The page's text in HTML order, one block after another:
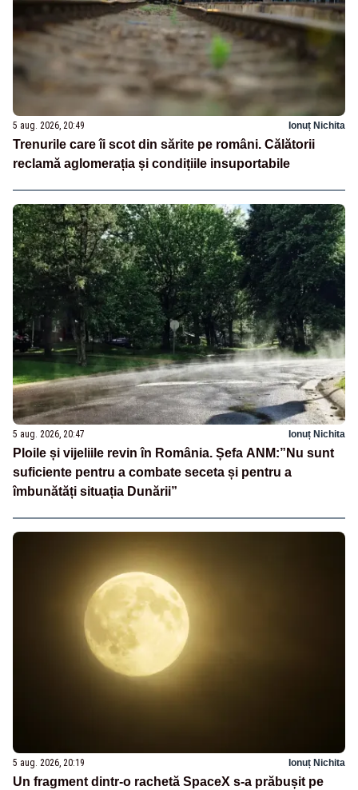
5 aug. 2026, 20:49 Ionuț Nichita
Trenurile care îi scot din sărite pe români. Călătorii
reclamă aglomerația și condițiile insuportabile
5 aug. 2026, 20:47 Ionuț Nichita
Ploile și vijeliile revin în România. Șefa ANM:”Nu sunt
suficiente pentru a combate seceta și pentru a
îmbunătăți situația Dunării”
5 aug. 2026, 20:19 Ionuț Nichita
Un fragment dintr-o rachetă SpaceX s-a prăbușit pe